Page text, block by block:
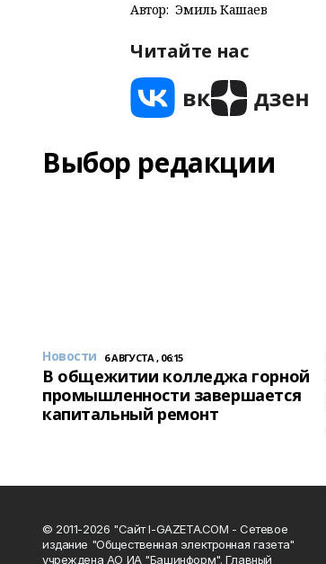
Автор: Эмиль Кашаев
Читайте нас
Выбор редакции
Новости 6 АВГУСТА , 06:15
В общежитии колледжа горной
промышленности завершается
капитальный ремонт
© 2011-2026 "Сайт I-GAZETA.COM - Сетевое
издание "Общественная электронная газета"
учреждена АО ИА "Башинформ". Главный